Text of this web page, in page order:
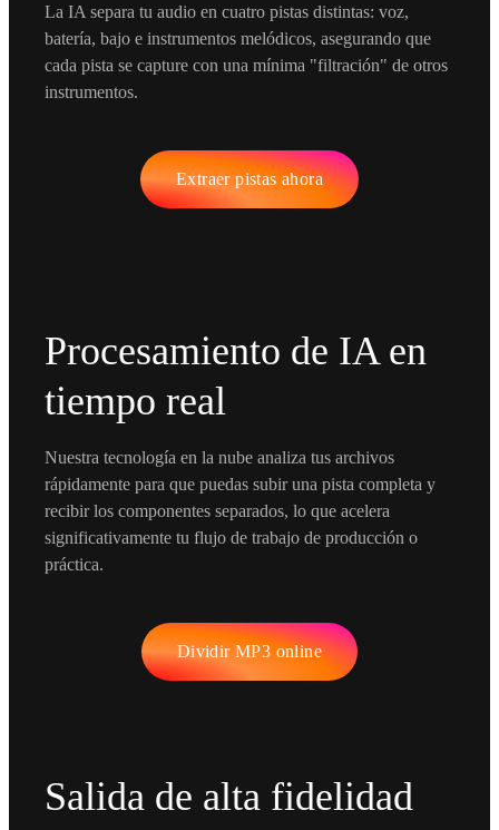
La IA separa tu audio en cuatro pistas distintas: voz,
batería, bajo e instrumentos melódicos, asegurando que
cada pista se capture con una mínima "filtración" de otros
instrumentos.
Extraer pistas ahora
Procesamiento de IA en
tiempo real
Nuestra tecnología en la nube analiza tus archivos
rápidamente para que puedas subir una pista completa y
recibir los componentes separados, lo que acelera
significativamente tu flujo de trabajo de producción o
práctica.
Dividir MP3 online
Salida de alta fidelidad